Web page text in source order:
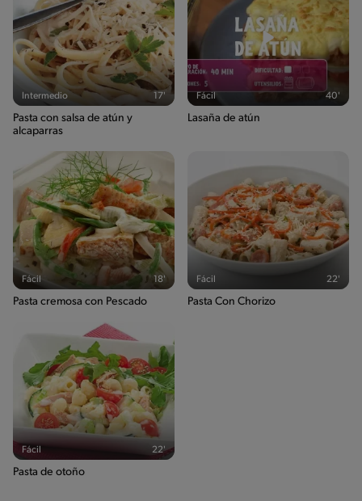
Intermedio 17'
Pasta con salsa de atún y
alcaparras
Fácil 40'
Lasaña de atún
Fácil 18'
Pasta cremosa con Pescado
Fácil 22'
Pasta Con Chorizo
Fácil 22'
Pasta de otoño